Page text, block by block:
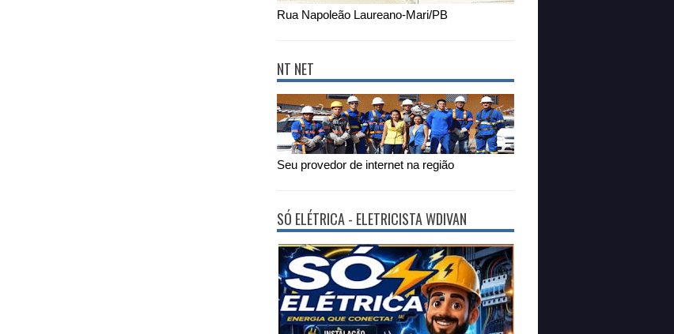
Rua Napoleão Laureano-Mari/PB
NT NET
Seu provedor de internet na região
SÓ ELÉTRICA - ELETRICISTA WDIVAN